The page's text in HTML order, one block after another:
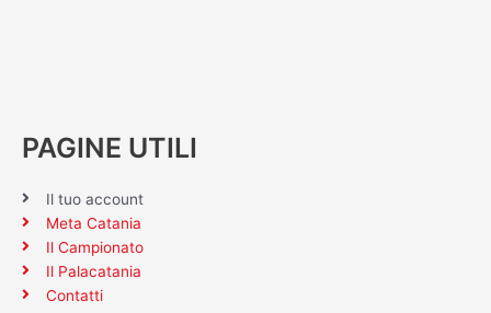
PAGINE UTILI
Il tuo account
Meta Catania
Il Campionato
Il Palacatania
Contatti